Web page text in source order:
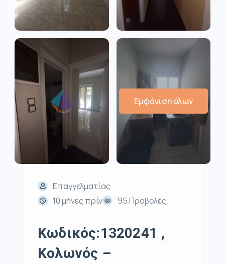
Εμφάνιση όλων
Επαγγελματίας
10 μήνες πρίν
95 Προβολές
Κωδικός:1320241 ,
Κολωνός –